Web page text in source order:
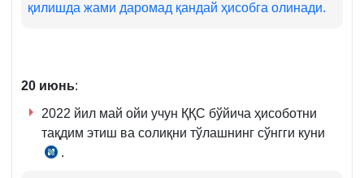
4-
қилишда жами даромад қандай ҳисобга олинади.
20 июнь:
2022 йил май ойи учун ҚҚС бўйича ҳисоботни
тақдим этиш ва солиқни тўлашнинг сўнгги куни
СК
.